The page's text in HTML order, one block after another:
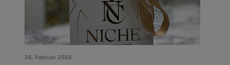
26. Februar 2026